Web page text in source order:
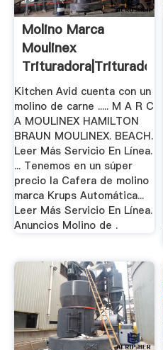
Molino Marca
Moulinex
Trituradora|Trituradora
De ...
Kitchen Avid cuenta con un
molino de carne ..... M A R C
A MOULINEX HAMILTON
BRAUN MOULINEX. BEACH.
Leer Más Servicio En Línea.
... Tenemos en un súper
precio la Cafera de molino
marca Krups Automática...
Leer Más Servicio En Línea.
Anuncios Molino de .